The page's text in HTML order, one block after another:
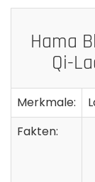
Hama
Qi-
Merkmale:
Fakten: